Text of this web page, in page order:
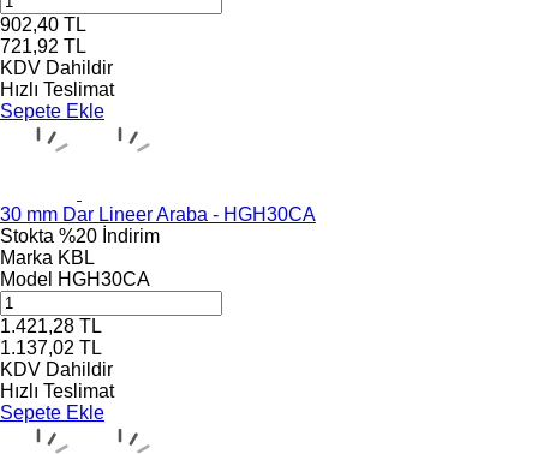
902,40 TL
721,92 TL
KDV Dahildir
Hızlı Teslimat
Sepete Ekle
30 mm Dar Lineer Araba - HGH30CA
Stokta %20 İndirim
Marka KBL
Model HGH30CA
1.421,28 TL
1.137,02 TL
KDV Dahildir
Hızlı Teslimat
Sepete Ekle